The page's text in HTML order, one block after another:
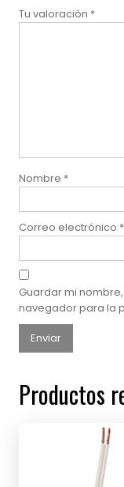
Tu valoración *
Nombre *
Correo electrónico *
Guardar mi
navegador para la
Productos